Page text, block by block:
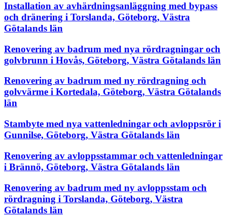
Installation av avhärdningsanläggning med bypass
och dränering i Torslanda, Göteborg, Västra
Götalands län
Renovering av badrum med nya rördragningar och
golvbrunn i Hovås, Göteborg, Västra Götalands län
Renovering av badrum med ny rördragning och
golvvärme i Kortedala, Göteborg, Västra Götalands
län
Stambyte med nya vattenledningar och avloppsrör i
Gunnilse, Göteborg, Västra Götalands län
Renovering av avloppsstammar och vattenledningar
i Brännö, Göteborg, Västra Götalands län
Renovering av badrum med ny avloppsstam och
rördragning i Torslanda, Göteborg, Västra
Götalands län